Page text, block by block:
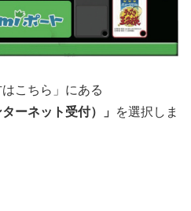
こちら」にある
ーネット受付）」
を選択しま